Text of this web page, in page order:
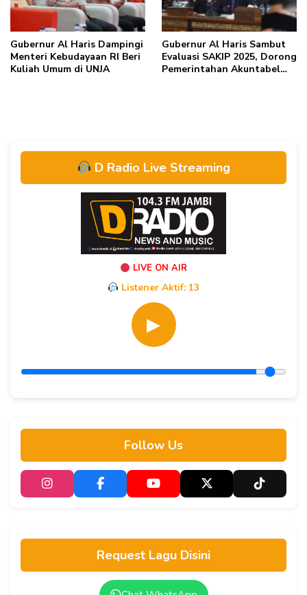
Gubernur Al Haris Dampingi
Menteri Kebudayaan RI Beri
Kuliah Umum di UNJA
Gubernur Al Haris Sambut
Evaluasi SAKIP 2025, Dorong
Pemerintahan Akuntabel
D Radio Live Streaming
LIVE ON AIR
Listener Aktif: 13
▶
Follow Us
Request Lagu Disini